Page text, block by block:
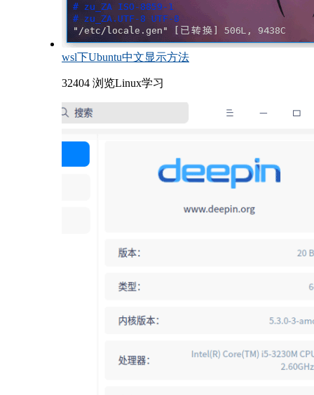
wsl下Ubuntu中文显示方法
32404 浏览Linux学习